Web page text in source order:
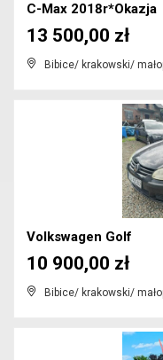
C-Max 2018r*Okazja
Bibice/ krakowski/
13 500,00 zł
Volkswagen Golf
Bibice/ krakowski/
10 900,00 zł